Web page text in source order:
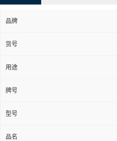
品牌
货号
用途
牌号
型号
品名